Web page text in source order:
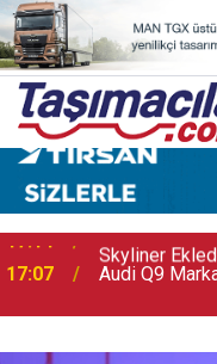
17:07 Audi Q9